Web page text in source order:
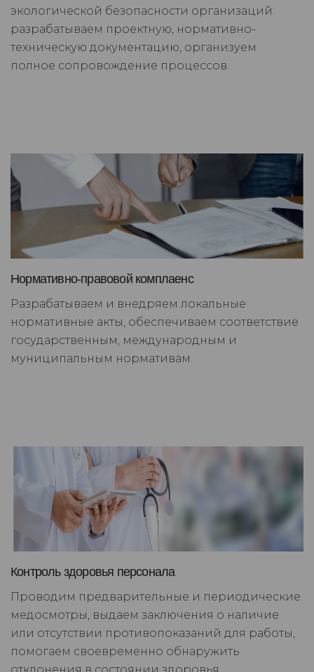
экологической безопасности организаций:
разрабатываем проектную, нормативно-
техническую документацию, организуем
полное сопровождение процессов.
Нормативно-правовой комплаенс
Разрабатываем и внедряем локальные
нормативные акты, обеспечиваем соответствие
государственным, международным и
муниципальным нормативам.
Контроль здоровья персонала
Проводим предварительные и периодические
медосмотры, выдаем заключения о наличие
или отсутствии противопоказаний для работы,
помогаем своевременно обнаружить